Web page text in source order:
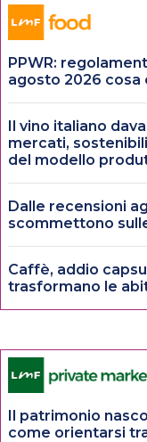
PPWR:
agosto 2026 cosa
Il vino italiano
mercati,
del modello
Dalle recensioni
scommettono
Caffè, addio
trasformano le
Il patrimonio
come orientarsi